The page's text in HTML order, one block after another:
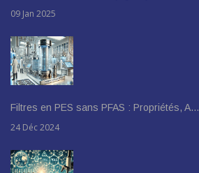
09 Jan 2025
Filtres en PES sans PFAS : Propriétés, A…
24 Déc 2024